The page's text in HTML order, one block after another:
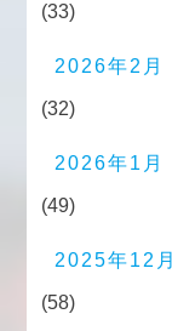
(33)
2026年2月
(32)
2026年1月
(49)
2025年12月
(58)